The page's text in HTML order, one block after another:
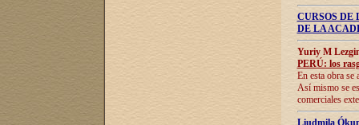
CURSOS
DE LA
Yuriy M
PERÚ: los
En esta obra se
Así mismo se
comerciales
Liudmila